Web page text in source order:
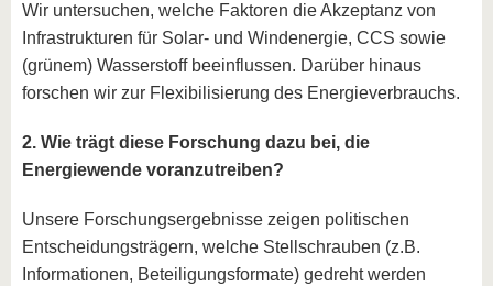
Wir untersuchen, welche Faktoren die Akzeptanz von
Infrastrukturen für Solar- und Windenergie, CCS sowie
(grünem) Wasserstoff beeinflussen. Darüber hinaus
forschen wir zur Flexibilisierung des Energieverbrauchs.
2. Wie trägt diese Forschung dazu bei, die
Energiewende voranzutreiben?
Unsere Forschungsergebnisse zeigen politischen
Entscheidungsträgern, welche Stellschrauben (z.B.
Informationen, Beteiligungsformate) gedreht werden